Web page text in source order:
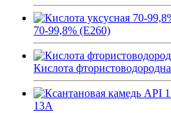
70-99,8% (Е260)
Кислота
13A